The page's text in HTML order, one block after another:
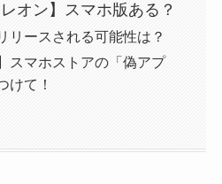
オン】スマホ版ある？
リースされる可能性は？
スマホストアの「偽アプ
けて！